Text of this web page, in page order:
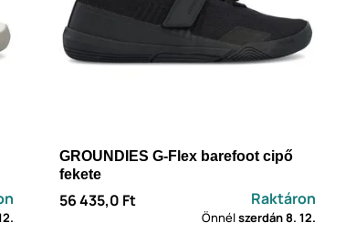
GROUNDIES G-Flex barefoot cipő
fekete
56 435,0 Ft Raktáron
Önnélszerdán8. 12.